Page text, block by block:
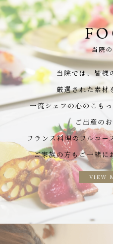
当院
当院では、皆様
厳選された素材
一流シェフの心のこも
ご出産の
フランス料理のフルコー
ご家族の方もご一緒に
VIEW